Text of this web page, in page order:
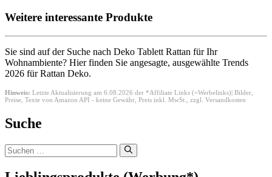
Weitere interessante Produkte
Sie sind auf der Suche nach Deko Tablett Rattan für Ihr
Wohnambiente? Hier finden Sie angesagte, ausgewählte Trends
2026 für Rattan Deko.
Hinweis: Letzte Aktualisierung am 6.08.2026 der *Affiliate Links (=Werbelinks)| Bilder,
Preise, Texte von Amazon API - keine Gewähr, Preis inkl. MwSt., zzgl. Versandkosten
Suche
Suchen
nach: